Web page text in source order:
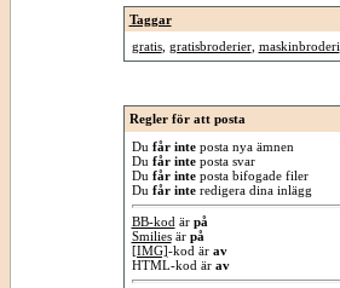
Taggar
gratis, gratisbroderier, maskinbroderi
Regler för att posta
Du får inteposta nya ämnen
Du får inteposta svar
Du får inteposta bifogade filer
Du får interedigera dina inlägg
BB-kod är på
Smiliesär på
[IMG]-kod är av
HTML-kod är av